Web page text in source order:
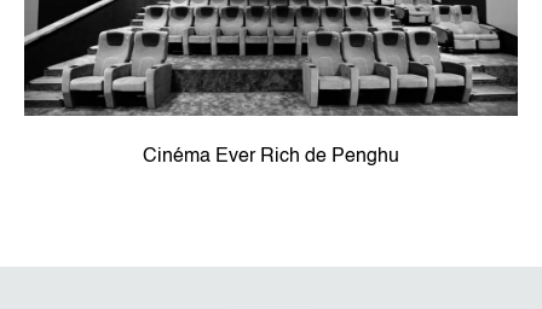
Cinéma Ever Rich de Penghu